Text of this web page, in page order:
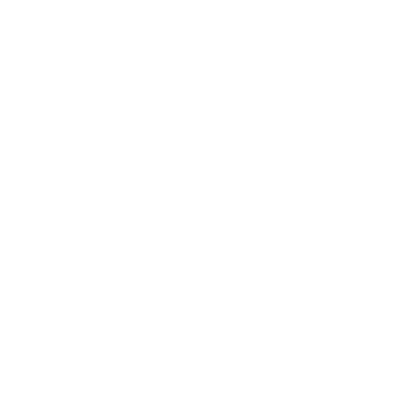
запросам автовладельцев. Главными
вашего авто, такие как громкая связь,
обзора и другие.